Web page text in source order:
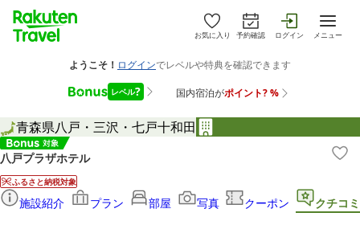
お気に入り 予約確認 ログイン メニュー
青森県八戸・三沢・七戸十和田
八戸プラザホテル
ふるさと納税対象
施設紹介 プラン 部屋 写真 クーポン クチコミ